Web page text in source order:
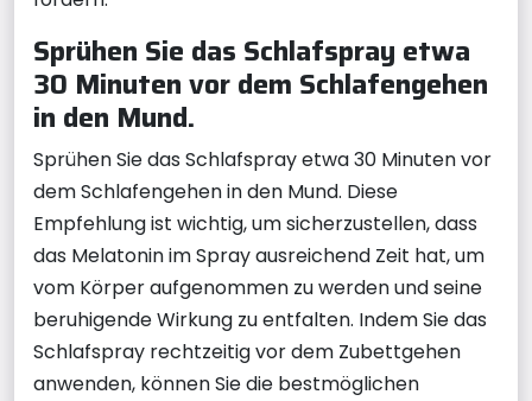
Sprühen Sie das Schlafspray etwa
30 Minuten vor dem Schlafengehen
in den Mund.
Sprühen Sie das Schlafspray etwa 30 Minuten vor
dem Schlafengehen in den Mund. Diese
Empfehlung ist wichtig, um sicherzustellen, dass
das Melatonin im Spray ausreichend Zeit hat, um
vom Körper aufgenommen zu werden und seine
beruhigende Wirkung zu entfalten. Indem Sie das
Schlafspray rechtzeitig vor dem Zubettgehen
anwenden, können Sie die bestmöglichen